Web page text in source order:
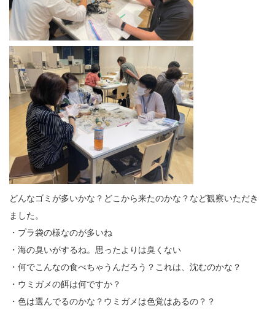
どんなゴミが多いかな？どこから来たのかな？など観察いただき
ました。
・プラ袋の様なのが多いね
・海の臭いがするね。思ったよりは臭くない
・何でこんなの食べちゃうんだろう？これは、沈むのかな？
・ウミガメの餌は何ですか？
・色は選んでるのかな？ウミガメは色覚はあるの？？